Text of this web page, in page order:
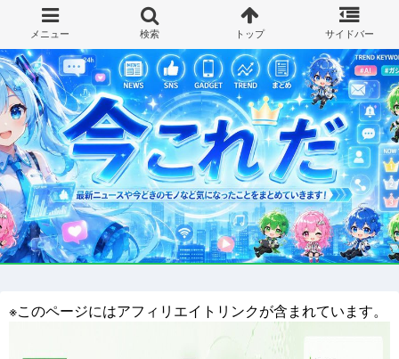
※このページにはアフィリエイトリンクが含まれています。